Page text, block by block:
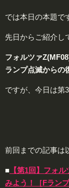
では本日の本題で
先日からご紹介し
フォルツァ
ランプ点滅からの
ですが、今日は第
前回までの記事は
■ 【第1回】フォ
みよう！［Fラン